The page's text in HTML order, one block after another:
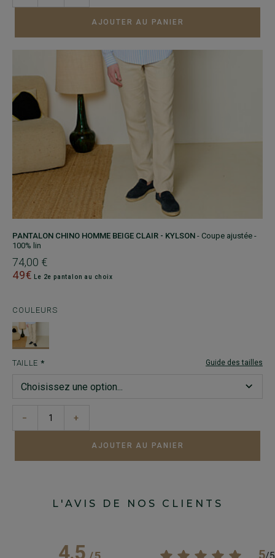
AJOUTER AU PANIER
PANTALON CHINO HOMME BEIGE CLAIR - KYLSON - Coupe ajustée -
100% lin
74,00 €
49€
Le 2e pantalon au choix
COULEURS
TAILLE Guide des tailles
− +
AJOUTER AU PANIER
L'AVIS DE NOS CLIENTS
4.5